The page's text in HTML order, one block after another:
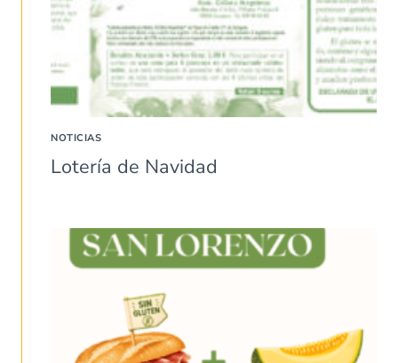
NOTICIAS
Lotería de Navidad